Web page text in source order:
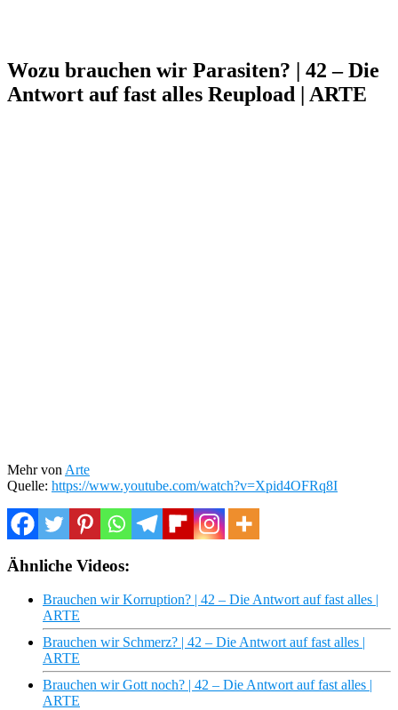
Wozu brauchen wir Parasiten? | 42 – Die
Antwort auf fast alles Reupload | ARTE
Mehr von Arte
Quelle: https://www.youtube.com/watch?v=Xpid4OFRq8I
Ähnliche Videos:
Brauchen wir Korruption? | 42 – Die Antwort auf fast alles |
ARTE
Brauchen wir Schmerz? | 42 – Die Antwort auf fast alles |
ARTE
Brauchen wir Gott noch? | 42 – Die Antwort auf fast alles |
ARTE